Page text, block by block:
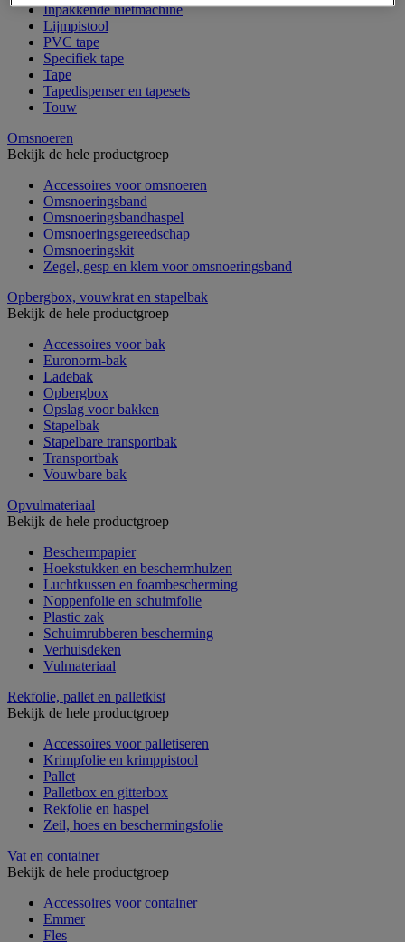
Inpakkende nietmachine
Lijmpistool
PVC tape
Specifiek tape
Tape
Tapedispenser en tapesets
Touw
Omsnoeren
Bekijk de hele productgroep
Accessoires voor omsnoeren
Omsnoeringsband
Omsnoeringsbandhaspel
Omsnoeringsgereedschap
Omsnoeringskit
Zegel, gesp en klem voor omsnoeringsband
Opbergbox, vouwkrat en stapelbak
Bekijk de hele productgroep
Accessoires voor bak
Euronorm-bak
Ladebak
Opbergbox
Opslag voor bakken
Stapelbak
Stapelbare transportbak
Transportbak
Vouwbare bak
Opvulmateriaal
Bekijk de hele productgroep
Beschermpapier
Hoekstukken en beschermhulzen
Luchtkussen en foambescherming
Noppenfolie en schuimfolie
Plastic zak
Schuimrubberen bescherming
Verhuisdeken
Vulmateriaal
Rekfolie, pallet en palletkist
Bekijk de hele productgroep
Accessoires voor palletiseren
Krimpfolie en krimppistool
Pallet
Palletbox en gitterbox
Rekfolie en haspel
Zeil, hoes en beschermingsfolie
Vat en container
Bekijk de hele productgroep
Accessoires voor container
Emmer
Fles